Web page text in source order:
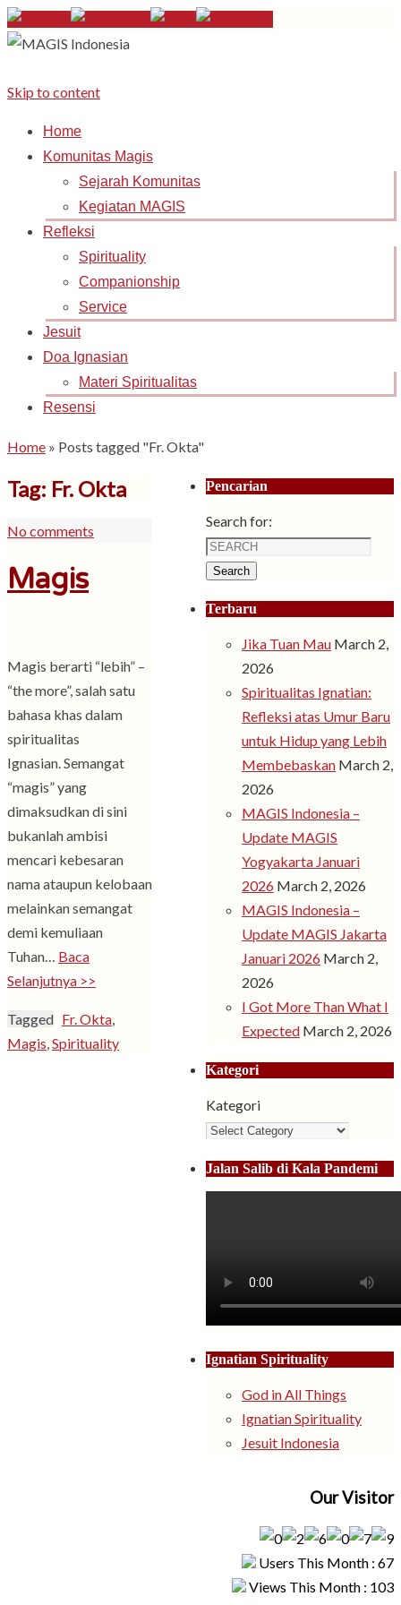
Skip to content
Home
Komunitas Magis
Sejarah Komunitas
Kegiatan MAGIS
Refleksi
Spirituality
Companionship
Service
Jesuit
Doa Ignasian
Materi Spiritualitas
Resensi
Home » Posts tagged "Fr. Okta"
Tag: Fr. Okta
No comments
Magis
Magis berarti “lebih” –
“the more”, salah satu
bahasa khas dalam
spiritualitas
Ignasian. Semangat
“magis” yang
dimaksudkan di sini
bukanlah ambisi
mencari kebesaran
nama ataupun kelobaan
melainkan semangat
demi kemuliaan
Tuhan… Baca
Selanjutnya >>
Tagged Fr. Okta
Magis Spirituality
Pencarian
Search for:
Search
Terbaru
Jika Tuan Mau March 2,
2026
Spiritualitas Ignatian:
Refleksi atas Umur Baru
untuk Hidup yang Lebih
Membebaskan March 2,
2026
MAGIS Indonesia –
Update MAGIS
Yogyakarta Januari
2026 March 2, 2026
MAGIS Indonesia –
Update MAGIS Jakarta
Januari 2026 March 2,
2026
I Got More Than What I
Expected March 2, 2026
Kategori
Kategori
Jalan Salib di Kala Pandemi
Ignatian Spirituality
God in All Things
Ignatian Spirituality
Jesuit Indonesia
Our Visitor
Users This Month : 67
Views This Month : 103